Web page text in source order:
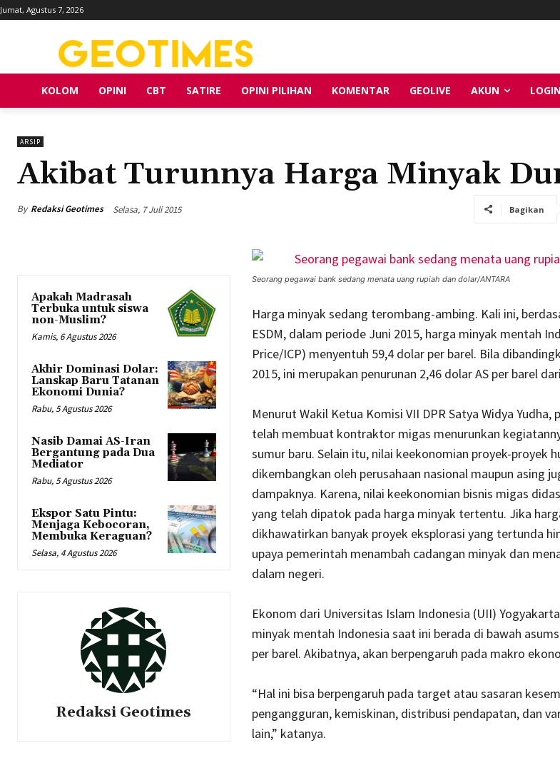
Jumat, Agustus 7, 2026
KOLOM OPINI CBT SATIRE OPINI PILIHAN KOMENTAR GEOLIVE AKUN LOGIN
ARSIP
Akibat Turunnya Harga Minyak
By Redaksi Geotimes Selasa, 7 Juli 2015 Bagikan
Apakah Madrasah
Terbuka untuk siswa
non-Muslim?
Kamis, 6 Agustus 2026
Akhir Dominasi Dolar:
Lanskap Baru Tatanan
Ekonomi Dunia?
Rabu, 5 Agustus 2026
Nasib Damai AS-Iran
Bergantung pada Dua
Mediator
Rabu, 5 Agustus 2026
Ekspor Satu Pintu:
Menjaga Kebocoran,
Membuka Keraguan?
Selasa, 4 Agustus 2026
Redaksi Geotimes
Seorang pegawai bank sedang menata uang rupiah dan dolar/ANTARA
Harga minyak sedang terombang-ambing. Kali ini,
ESDM, dalam periode Juni 2015, harga minyak mentah
Price/ICP) menyentuh 59,4 dolar per barel. Bila
2015, ini merupakan penurunan 2,46 dolar AS per barel
Menurut Wakil Ketua Komisi VII DPR Satya Widya Yudha,
telah membuat kontraktor migas menurunkan
sumur baru. Selain itu, nilai keekonomian proyek-proyek
dikembangkan oleh perusahaan nasional maupun asing
dampaknya. Karena, nilai keekonomian bisnis migas
yang telah dipatok pada harga minyak tertentu. Jika
dikhawatirkan banyak proyek eksplorasi yang tertunda
upaya pemerintah menambah cadangan minyak dan
dalam negeri.
Ekonom dari Universitas Islam Indonesia (UII)
minyak mentah Indonesia saat ini berada di bawah
per barel. Akibatnya, akan berpengaruh pada makro
“Hal ini bisa berpengaruh pada target atau sasaran
pengangguran, kemiskinan, distribusi pendapatan, dan
lain,” katanya.